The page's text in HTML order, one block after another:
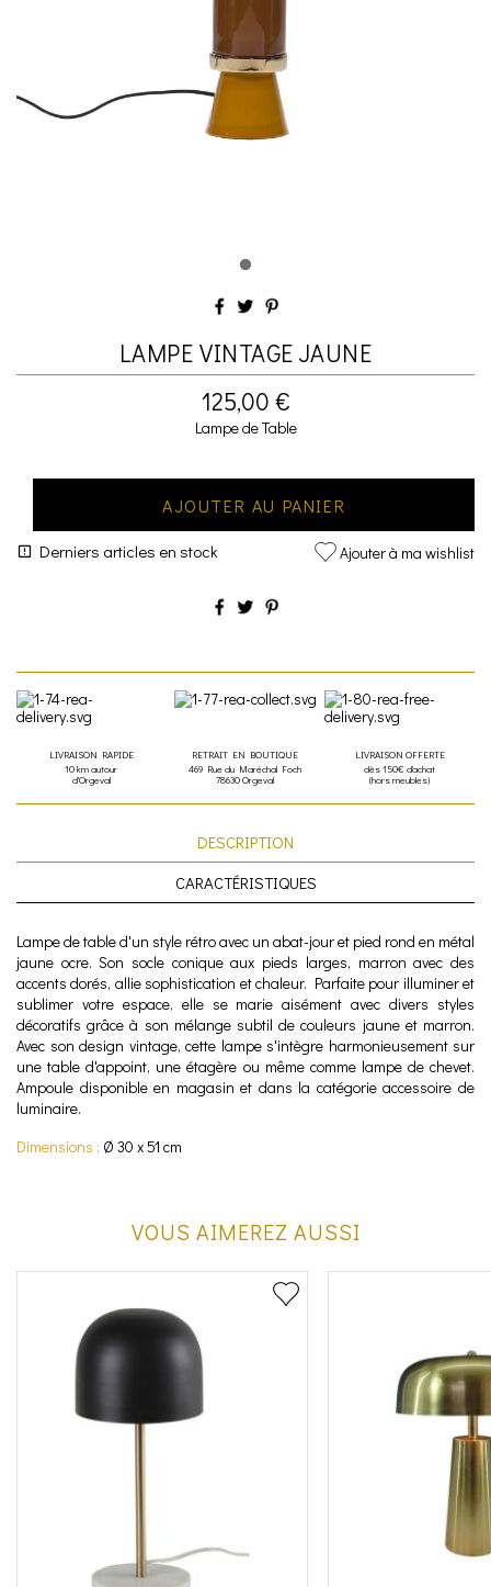
LAMPE VINTAGE JAUNE
125,00 €
Lampe de Table
AJOUTER AU PANIER
Derniers articles en stock Ajouter à ma wishlist
LIVRAISON RAPIDE
10 km autour
d'Orgeval
RETRAIT EN BOUTIQUE
469 Rue du Maréchal Foch
78630 Orgeval
LIVRAISON OFFERTE
dès 150€ d'achat
(hors meubles)
DESCRIPTION
CARACTÉRISTIQUES
Lampe de table d'un style rétro avec un abat-jour et pied rond en métal
jaune ocre. Son socle conique aux pieds larges, marron avec des
accents dorés, allie sophistication et chaleur. Parfaite pour illuminer et
sublimer votre espace, elle se marie aisément avec divers styles
décoratifs grâce à son mélange subtil de couleurs jaune et marron.
Avec son design vintage, cette lampe s'intègre harmonieusement sur
une table d'appoint, une étagère ou même comme lampe de chevet.
Ampoule disponible en magasin et dans la catégorie accessoire de
luminaire.
Dimensions : Ø 30 x 51 cm
VOUS AIMEREZ AUSSI